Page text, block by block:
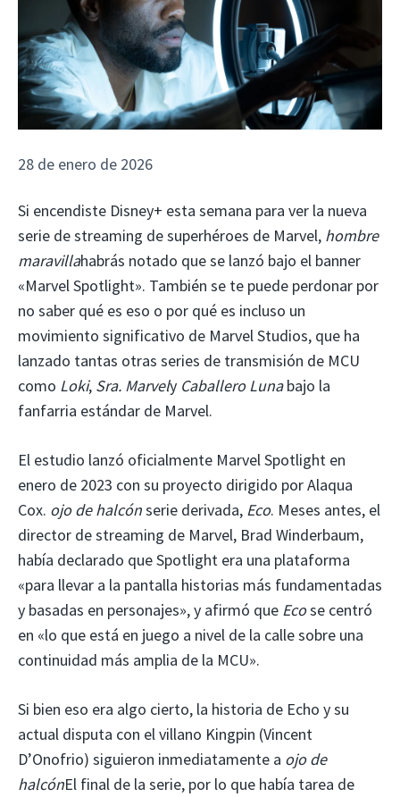
28 de enero de 2026
Si encendiste Disney+ esta semana para ver la nueva
serie de streaming de superhéroes de Marvel, hombre
maravillahabrás notado que se lanzó bajo el banner
«Marvel Spotlight». También se te puede perdonar por
no saber qué es eso o por qué es incluso un
movimiento significativo de Marvel Studios, que ha
lanzado tantas otras series de transmisión de MCU
como Loki, Sra. Marvely Caballero Lunabajo la
fanfarria estándar de Marvel.
El estudio lanzó oficialmente Marvel Spotlight en
enero de 2023 con su proyecto dirigido por Alaqua
Cox. ojo de halcónserie derivada, Eco. Meses antes, el
director de streaming de Marvel, Brad Winderbaum,
había declarado que Spotlight era una plataforma
«para llevar a la pantalla historias más fundamentadas
y basadas en personajes», y afirmó que Ecose centró
en «lo que está en juego a nivel de la calle sobre una
continuidad más amplia de la MCU».
Si bien eso era algo cierto, la historia de Echo y su
actual disputa con el villano Kingpin (Vincent
D’Onofrio) siguieron inmediatamente a ojo de
halcónEl final de la serie, por lo que había tarea de